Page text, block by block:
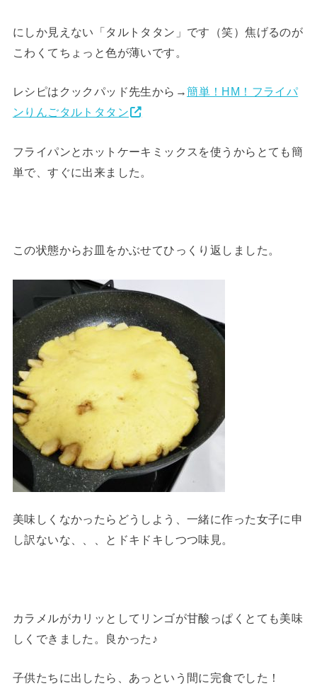
にしか見えない「タルトタタン」です（笑）焦げるのが
こわくてちょっと色が薄いです。
レシピはクックパッド先生から→簡単！HM！フライパ
ンりんごタルトタタン
フライパンとホットケーキミックスを使うからとても簡
単で、すぐに出来ました。
この状態からお皿をかぶせてひっくり返しました。
美味しくなかったらどうしよう、一緒に作った女子に申
し訳ないな、、、とドキドキしつつ味見。
カラメルがカリッとしてリンゴが甘酸っぱくとても美味
しくできました。良かった♪
子供たちに出したら、あっという間に完食でした！